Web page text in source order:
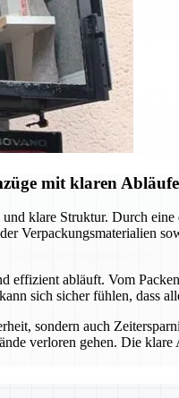
mit klaren
klare Struktur. Durch
Verpackungsmaterialien
abläuft. Vom
sich sicher fühlen, dass
sondern auch
verloren gehen. Die